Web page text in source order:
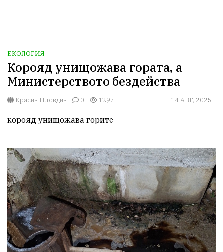
ЕКОЛОГИЯ
Корояд унищожава гората, а
Министерството бездейства
Красив Пловдив 0 1297 14 АВГ, 2025
корояд унищожава горите